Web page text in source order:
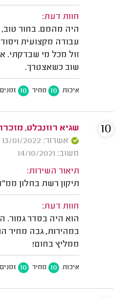
חוות דעת:
היה מהמם. בחור
עבודה מקצועית
זול מכל מי שבדקתי.
שוב כשאצטרך.
איכות 10 מחיר 10 זמנים
שגיא רוזנבלט,
אשרור: 13/01/2022
משוב: 14/10/2021
תיאור השירות:
תיקון רשת בחלון ממ"ד
חוות דעת:
הוא היה בסדר גמור.
במהירות, גבה מחיר
ממליץ בחום!
איכות 10 מחיר 10 זמנים
10